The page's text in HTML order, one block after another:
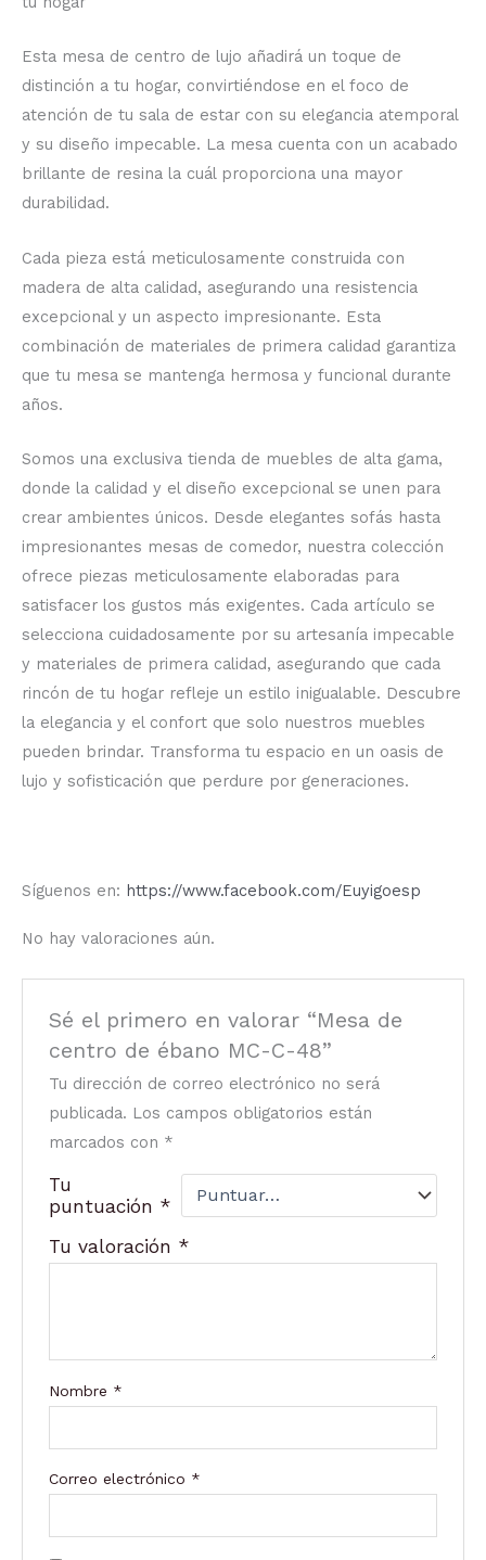
Esta mesa de centro de lujo añadirá un toque de
distinción a tu hogar, convirtiéndose en el foco de
atención de tu sala de estar con su elegancia atemporal
y su diseño impecable. La mesa cuenta con un acabado
brillante de resina la cuál proporciona una mayor
durabilidad.
Cada pieza está meticulosamente construida con
madera de alta calidad, asegurando una resistencia
excepcional y un aspecto impresionante. Esta
combinación de materiales de primera calidad garantiza
que tu mesa se mantenga hermosa y funcional durante
años.
Somos una exclusiva tienda de muebles de alta gama,
donde la calidad y el diseño excepcional se unen para
crear ambientes únicos. Desde elegantes sofás hasta
impresionantes mesas de comedor, nuestra colección
ofrece piezas meticulosamente elaboradas para
satisfacer los gustos más exigentes. Cada artículo se
selecciona cuidadosamente por su artesanía impecable
y materiales de primera calidad, asegurando que cada
rincón de tu hogar refleje un estilo inigualable. Descubre
la elegancia y el confort que solo nuestros muebles
pueden brindar. Transforma tu espacio en un oasis de
lujo y sofisticación que perdure por generaciones.
Síguenos en: https://www.facebook.com/Euyigoesp
No hay valoraciones aún.
Sé el primero en valorar “Mesa de
centro de ébano MC-C-48”
Tu dirección de correo electrónico no será
publicada. Los campos obligatorios están
marcados con *
Tu
puntuación *
Tu valoración *
Nombre *
Correo electrónico *